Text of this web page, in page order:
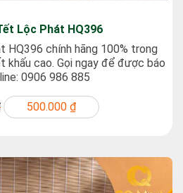
Lộc Phát HQ396
HQ396 chính hãng 100% trong
khấu cao. Gọi ngay để được báo
0906 986 885
500.000 ₫